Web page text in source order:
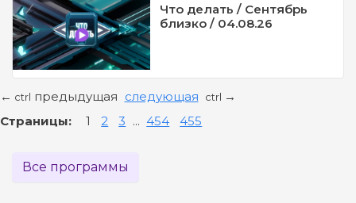
Что делать / Сентябрь
близко / 04.08.26
← ctrl предыдущая следующая ctrl →
Страницы: 1 2 3 ... 454 455
Все программы